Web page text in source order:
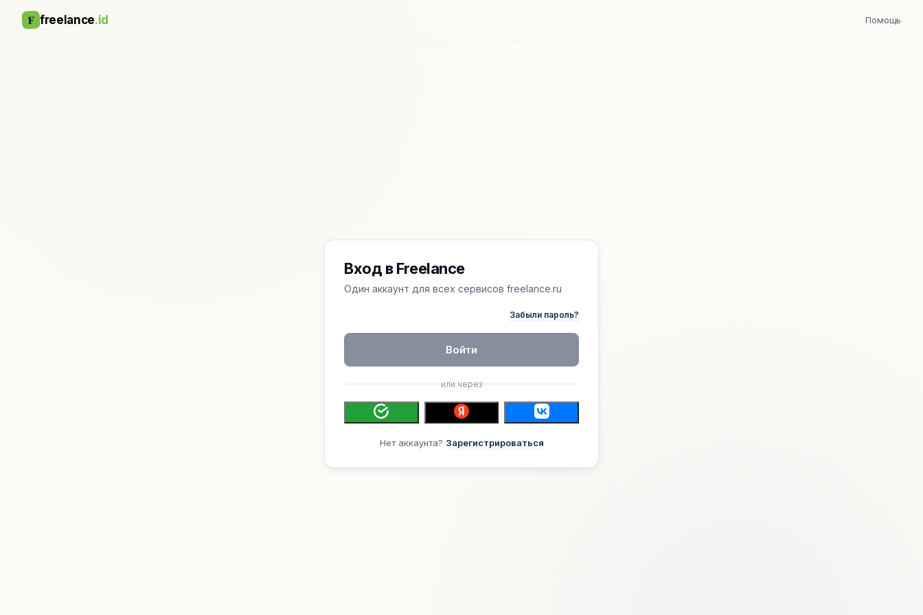
F freelance.id Помощь
Вход в Freelance
Один аккаунт для всех сервисов freelance.ru
Забыли пароль?
Войти
или через
Нет аккаунта? Зарегистрироваться